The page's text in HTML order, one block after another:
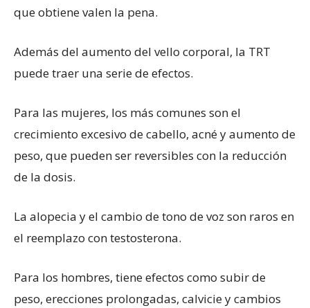
que obtiene valen la pena.
Además del aumento del vello corporal, la TRT
puede traer una serie de efectos.
Para las mujeres, los más comunes son el
crecimiento excesivo de cabello, acné y aumento de
peso, que pueden ser reversibles con la reducción
de la dosis.
La alopecia y el cambio de tono de voz son raros en
el reemplazo con testosterona.
Para los hombres, tiene efectos como subir de
peso, erecciones prolongadas, calvicie y cambios